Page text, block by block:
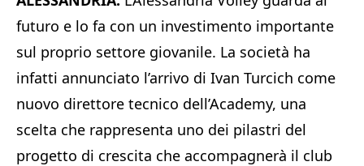
futuro e lo fa con un investimento importante
sul proprio settore giovanile. La società ha
infatti annunciato l’arrivo di Ivan Turcich come
nuovo direttore tecnico dell’Academy, una
scelta che rappresenta uno dei pilastri del
progetto di crescita che accompagnerà il club